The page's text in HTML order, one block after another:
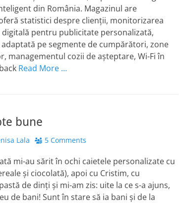
din România. Magazinul are
statistici despre clienții, monitorizarea
pentru publicitate personalizată,
pe segmente de cumpărători, zone
managementul cozii de așteptare, Wi-Fi în
Read More …
bune
Lala 5 Comments
mi-au sărit în ochi caietele personalizate cu
și ciocolată), apoi cu Cristim, cu
de dinți și mi-am zis: uite la ce s-a ajuns,
de bani! Sunt în stare să ia bani și de la